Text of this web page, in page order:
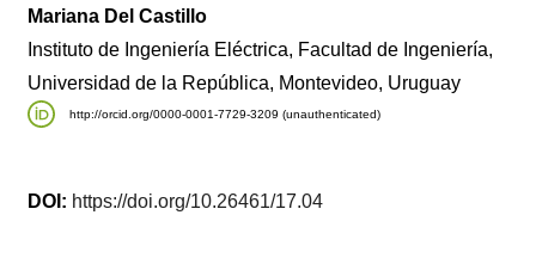
Mariana Del Castillo
Instituto de Ingeniería Eléctrica, Facultad de Ingeniería,
Universidad de la República, Montevideo, Uruguay
http://orcid.org/0000-0001-7729-3209 (unauthenticated)
DOI: https://doi.org/10.26461/17.04